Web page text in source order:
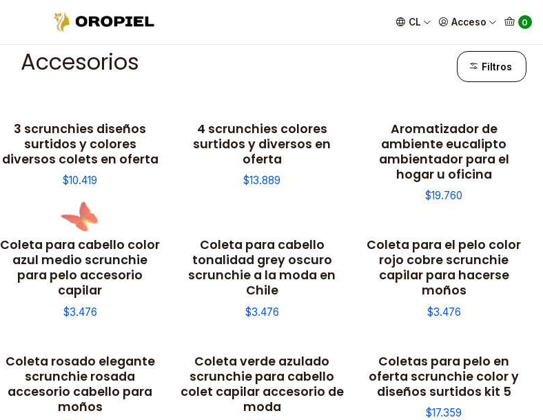
CL Acceso 0
Marcas Dr. Fontboté Accesorios
Accesorios Filtros
3 scrunchies diseños
surtidos y colores
diversos colets en oferta
$10.419
4 scrunchies colores
surtidos y diversos en
oferta
$13.889
Aromatizador de
ambiente eucalipto
ambientador para el
hogar u oficina
$19.760
Coleta para cabello color
azul medio scrunchie
para pelo accesorio
capilar
$3.476
Coleta para cabello
tonalidad grey oscuro
scrunchie a la moda en
Chile
$3.476
Coleta para el pelo color
rojo cobre scrunchie
capilar para hacerse
moños
$3.476
Coleta rosado elegante
scrunchie rosada
accesorio cabello para
moños
Coleta verde azulado
scrunchie para cabello
colet capilar accesorio de
moda
Coletas para pelo en
oferta scrunchie color y
diseños surtidos kit 5
$17.359